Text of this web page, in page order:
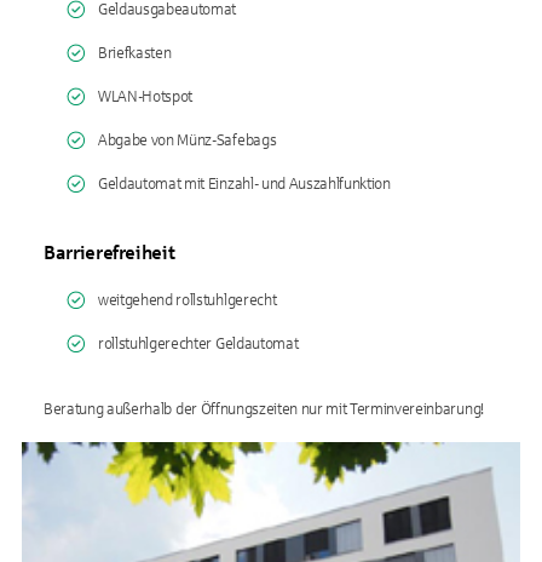
Geldausgabeautomat
Briefkasten
WLAN-Hotspot
Abgabe von Münz-Safebags
Geldautomat mit Einzahl- und Auszahlfunktion
Barrierefreiheit
weitgehend rollstuhlgerecht
rollstuhlgerechter Geldautomat
Beratung außerhalb der Öffnungszeiten nur mit Terminvereinbarung!